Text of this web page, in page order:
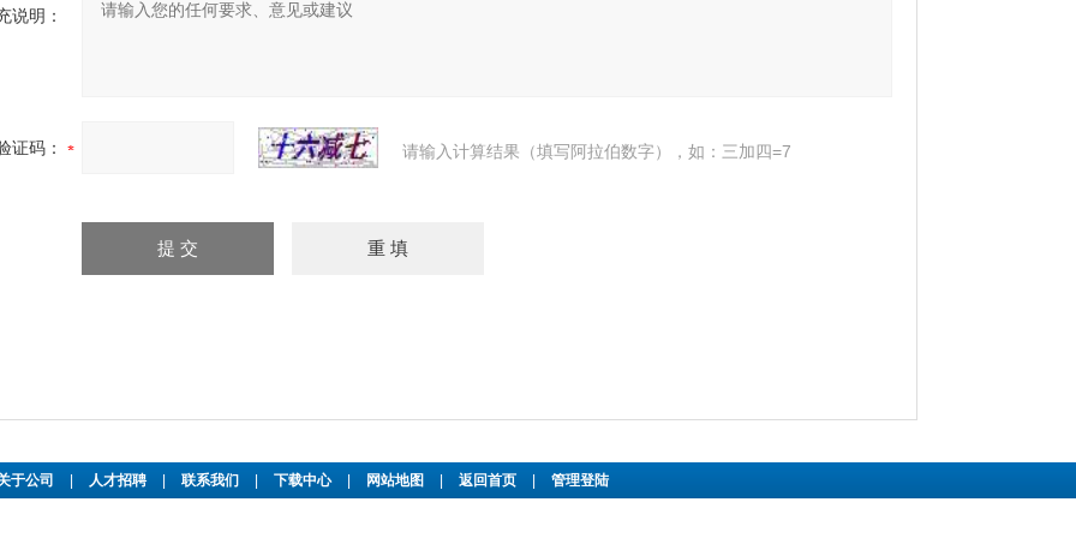
说明：
证码： 请输入计算结果（填写阿拉伯数字），如：三加四=7
于公司 人才招聘 联系我们 下载中心 网站地图 返回首页 管理登陆